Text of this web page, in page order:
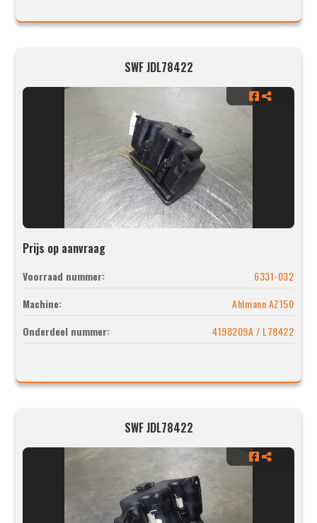
SWF JDL78422
Prijs op aanvraag
Voorraad nummer:
6331-032
Machine:
Ahlmann AZ150
Onderdeel nummer:
4198209A / L78422
SWF JDL78422